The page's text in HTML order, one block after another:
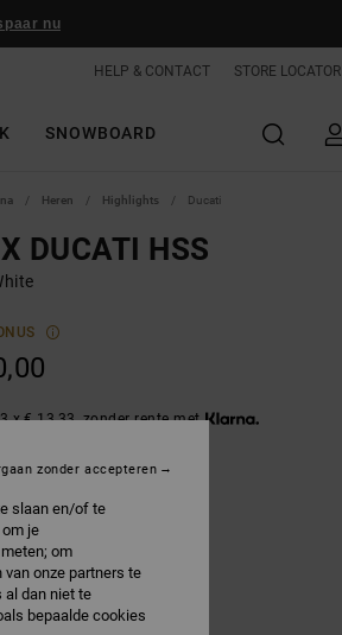
nu
HELP & CONTACT STORE LOCATOR
SNOWBOARD
Heren Highlights Ducati
DUCATI HSS
x € 13,33, zonder rente met
slaan en/of te
je
om
onze partners te
al dan niet te
bepaalde cookies
zonder accepteren